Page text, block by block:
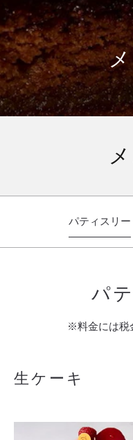
パティスリー
パ
※料金には税
生ケーキ